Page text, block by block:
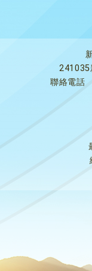
241035
聯絡電話